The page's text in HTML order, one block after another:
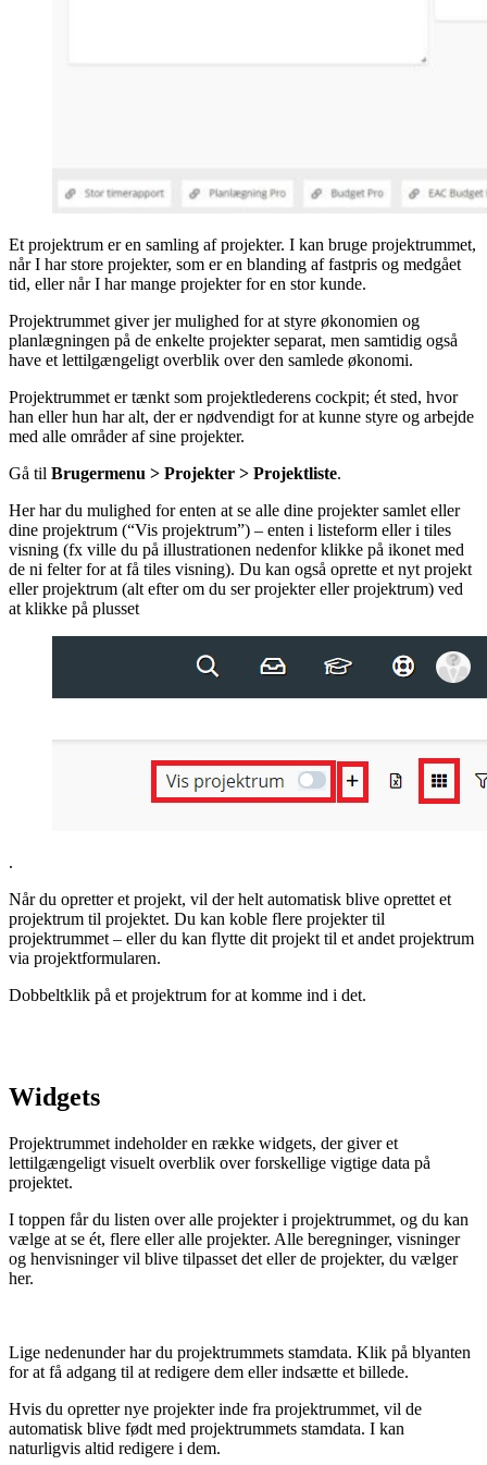
Et projektrum er en samling af projekter. I kan bruge projektrummet,
når I har store projekter, som er en blanding af fastpris og medgået
tid, eller når I har mange projekter for en stor kunde.
Projektrummet giver jer mulighed for at styre økonomien og
planlægningen på de enkelte projekter separat, men samtidig også
have et lettilgængeligt overblik over den samlede økonomi.
Projektrummet er tænkt som projektlederens cockpit; ét sted, hvor
han eller hun har alt, der er nødvendigt for at kunne styre og arbejde
med alle områder af sine projekter.
Gå til Brugermenu > Projekter > Projektliste.
Her har du mulighed for enten at se alle dine projekter samlet eller
dine projektrum (“Vis projektrum”) – enten i listeform eller i tiles
visning (fx ville du på illustrationen nedenfor klikke på ikonet med
de ni felter for at få tiles visning). Du kan også oprette et nyt projekt
eller projektrum (alt efter om du ser projekter eller projektrum) ved
at klikke på plusset
.
Når du opretter et projekt, vil der helt automatisk blive oprettet et
projektrum til projektet. Du kan koble flere projekter til
projektrummet – eller du kan flytte dit projekt til et andet projektrum
via projektformularen.
Dobbeltklik på et projektrum for at komme ind i det.
Widgets
Projektrummet indeholder en række widgets, der giver et
lettilgængeligt visuelt overblik over forskellige vigtige data på
projektet.
I toppen får du listen over alle projekter i projektrummet, og du kan
vælge at se ét, flere eller alle projekter. Alle beregninger, visninger
og henvisninger vil blive tilpasset det eller de projekter, du vælger
her.
Lige nedenunder har du projektrummets stamdata. Klik på blyanten
for at få adgang til at redigere dem eller indsætte et billede.
Hvis du opretter nye projekter inde fra projektrummet, vil de
automatisk blive født med projektrummets stamdata. I kan
naturligvis altid redigere i dem.